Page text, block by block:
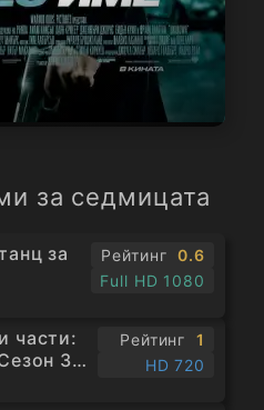
за седмицата
за
Рейтинг
0.6
Full HD 1080
части:
3
Рейтинг
1
HD 720